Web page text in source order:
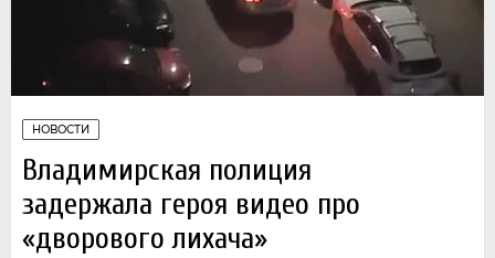
НОВОСТИ
Владимирская полиция
задержала героя видео про
«дворового лихача»